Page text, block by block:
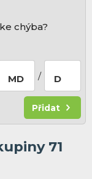
chýba?
MD / D
Přidat
71